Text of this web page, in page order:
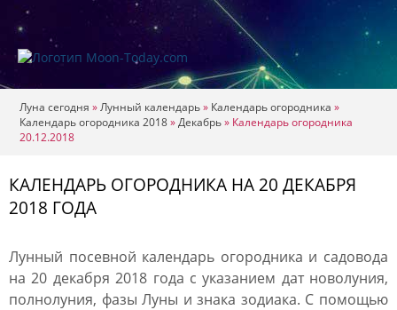
Луна сегодня »Лунный календарь» Календарь огородника »
Календарь огородника 2018»Декабрь» Календарь огородника
20.12.2018
КАЛЕНДАРЬ ОГОРОДНИКА НА 20 ДЕКАБРЯ
2018 ГОДА
Лунный посевной календарь огородника и садовода
на 20 декабря 2018 года с указанием дат новолуния,
полнолуния, фазы Луны и знака зодиака. С помощью